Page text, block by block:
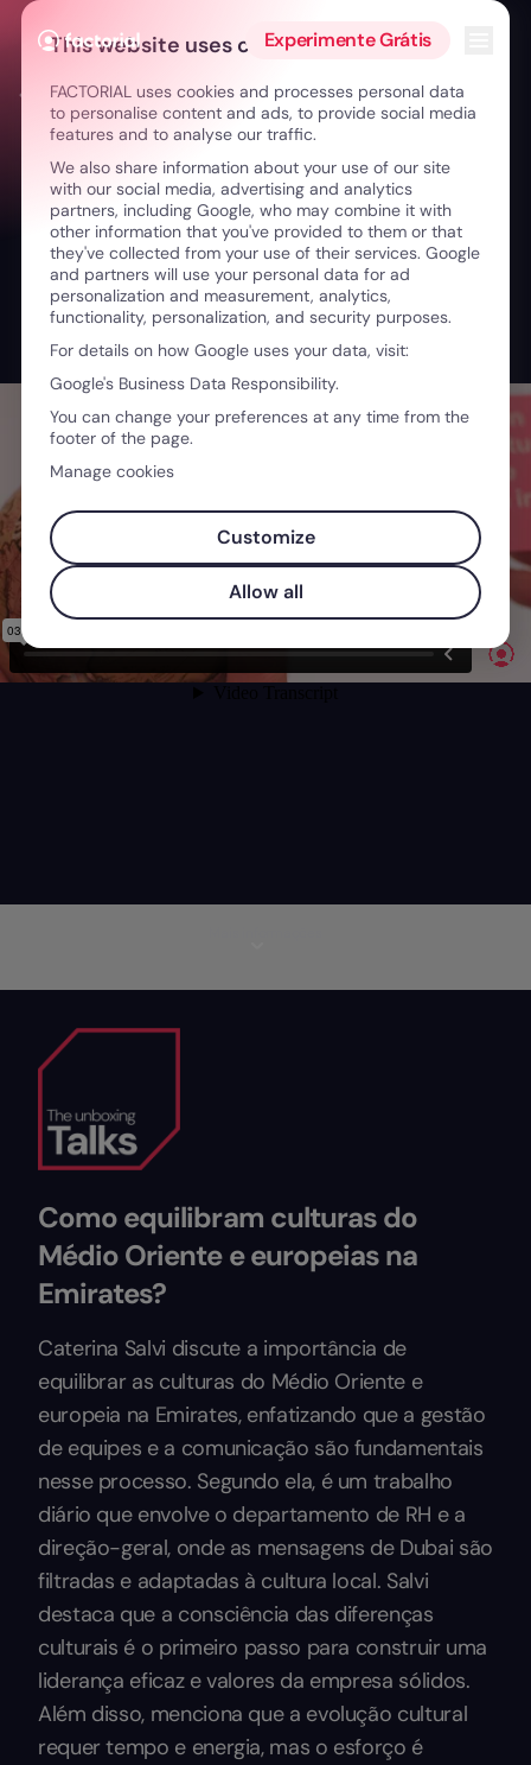
Ir para o conteúdo
Experimente Grátis
← O desafio dos RH na indústria da aviação
Como equilibram culturas do
Médio Oriente e europeias na
Emirates?
Caterina Salvi discute a importância de
equilibrar as culturas do Médio Oriente e
europeia na Emirates, enfatizando que a gestão
de equipes e a comunicação são fundamentais
nesse processo. Segundo ela, é um trabalho
diário que envolve o departamento de RH e a
direção-geral, onde as mensagens de Dubai são
filtradas e adaptadas à cultura local. Salvi
destaca que a consciência das diferenças
culturais é o primeiro passo para construir uma
liderança eficaz e valores da empresa sólidos.
Além disso, menciona que a evolução cultural
requer tempo e energia, mas o esforço é
This website uses cookies
FACTORIAL uses cookies and processes personal data
to personalise content and ads, to provide social media
features and to analyse our traffic.
We also share information about your use of our site
with our social media, advertising and analytics
partners, including Google, who may combine it with
other information that you've provided to them or that
they've collected from your use of their services. Google
and partners will use your personal data for ad
personalization and measurement, analytics,
functionality, personalization, and security purposes.
For details on how Google uses your data, visit:
Google's Business Data Responsibility.
You can change your preferences at any time from the
footer of the page.
Manage cookies
Customize
Allow all